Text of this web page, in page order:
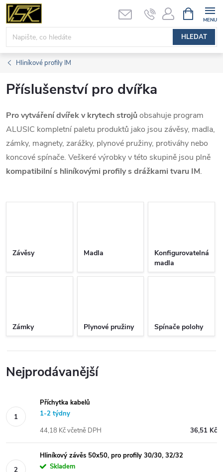
Přejít
obsah
HLEDAT
NÁKUPNÍ
KOŠÍK
Hliníkové profily IM
Příslušenství pro dvířka
Pro vytváření dvířek v krytech strojůobsahuje program
ALUSIC kompletní paletu produktů jako jsou závěsy, madla,
zámky, magnety, zarážky, plynové pružiny, protiváhy nebo
koncové spínače. Veškeré výrobky v této skupině jsou plně
kompatibilní s hliníkovými profily s drážkami tvaru IM.
Závěsy Madla
Konfigurovatelná
madla
Zámky Plynové pružiny Spínače polohy
Nejprodávanější
Příchytka kabelů
1-2 týdny
36,51 Kč
44,18 Kč včetně DPH
Hliníkový závěs 50x50, pro profily 30/30, 32/32
Skladem